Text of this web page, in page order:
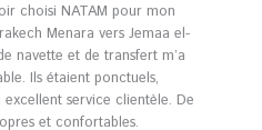
choisi NATAM pour mon
Menara vers Jemaa el-
navette et de transfert m’a
Ils étaient ponctuels,
service clientèle. De
et confortables.